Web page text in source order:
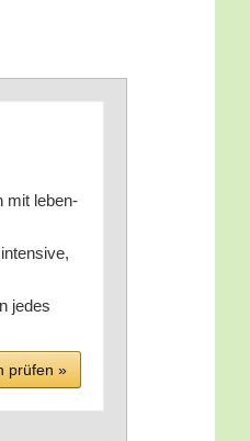
mit leben­
jedes
prü­fen »